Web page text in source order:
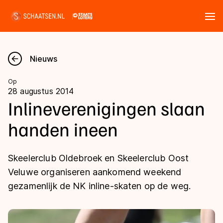
Nieuws
Kalender
Disciplines
Langebaan
Shorttrack
Uitslagen
Langebaan
Tijden & historie
Ranglijsten Langebaan
Nieuws
Op
28 augustus 2014
Inlineverenigingen slaan
handen ineen
Skeelerclub Oldebroek en Skeelerclub Oost
Veluwe organiseren aankomend weekend
gezamenlijk de NK inline-skaten op de weg.